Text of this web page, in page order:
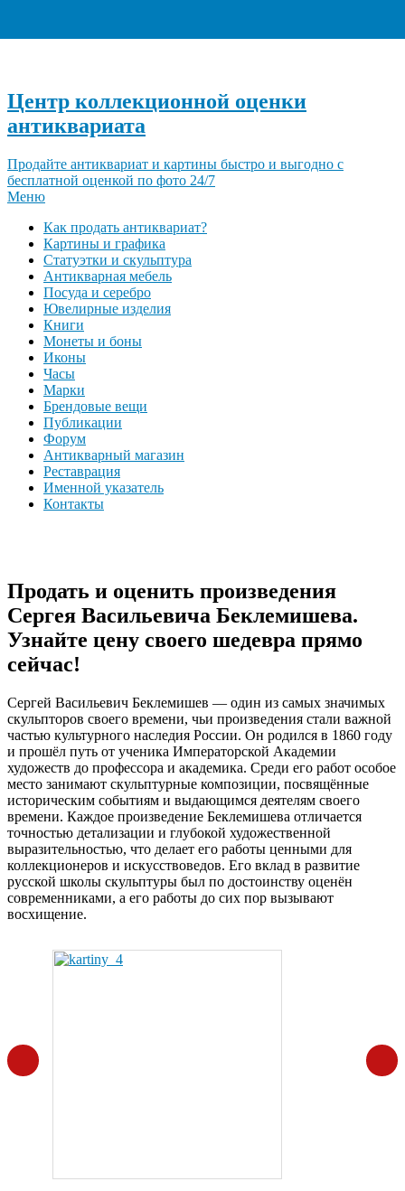
Центр коллекционной оценки
антиквариата
Продайте антиквариат и картины быстро и выгодно с
бесплатной оценкой по фото 24/7
Меню
Как продать антиквариат?
Картины и графика
Статуэтки и скульптура
Антикварная мебель
Посуда и серебро
Ювелирные изделия
Книги
Монеты и боны
Иконы
Часы
Марки
Брендовые вещи
Публикации
Форум
Антикварный магазин
Реставрация
Именной указатель
Контакты
Продать и оценить произведения
Сергея Васильевича Беклемишева.
Узнайте цену своего шедевра прямо
сейчас!
Сергей Васильевич Беклемишев — один из самых значимых
скульпторов своего времени, чьи произведения стали важной
частью культурного наследия России. Он родился в 1860 году
и прошёл путь от ученика Императорской Академии
художеств до профессора и академика. Среди его работ особое
место занимают скульптурные композиции, посвящённые
историческим событиям и выдающимся деятелям своего
времени. Каждое произведение Беклемишева отличается
точностью детализации и глубокой художественной
выразительностью, что делает его работы ценными для
коллекционеров и искусствоведов. Его вклад в развитие
русской школы скульптуры был по достоинству оценён
современниками, а его работы до сих пор вызывают
восхищение.